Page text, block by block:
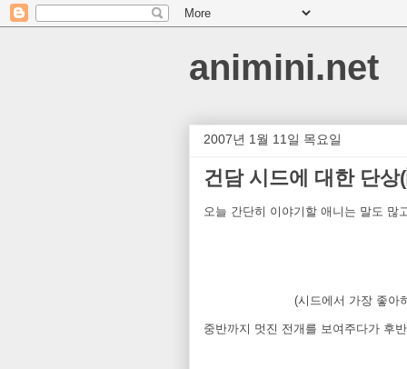
animini.net
2007년 1월 11일 목요일
건담 시드에 대한 단상
오늘 간단히 이야기할 애니는 말도 많
(시드에서 가장 좋아
중반까지 멋진 전개를 보여주다가 후